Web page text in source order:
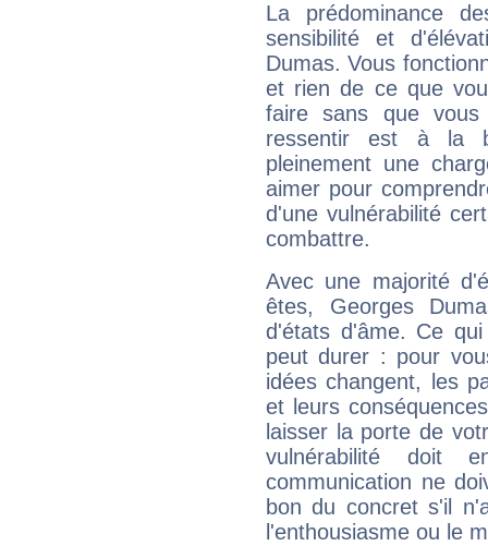
La prédominance
sensibilité et
Dumas. Vous
et rien de ce que
faire sans que
ressentir est à la
pleinement une
aimer pour
d'une vulnérabilité
combattre.
Avec une majorité
êtes, Georges
d'états d'âme. Ce
peut durer : pour
idées changent, les
et leurs
laisser la porte de
vulnérabilité doit
communication ne
bon du concret s'il
l'enthousiasme ou le